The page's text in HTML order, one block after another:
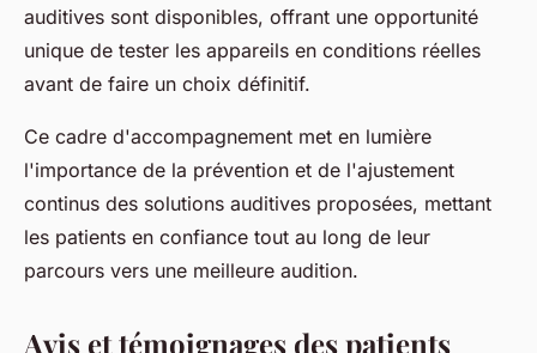
auditives sont disponibles, offrant une opportunité
unique de tester les appareils en conditions réelles
avant de faire un choix définitif.
Ce cadre d'accompagnement met en lumière
l'importance de la prévention et de l'ajustement
continus des solutions auditives proposées, mettant
les patients en confiance tout au long de leur
parcours vers une meilleure audition.
Avis et témoignages des patients